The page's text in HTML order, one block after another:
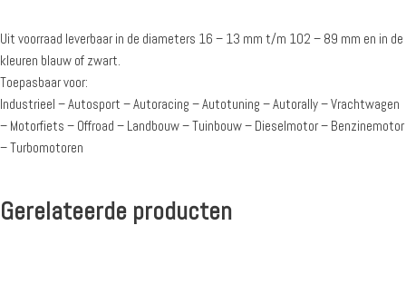
Uit voorraad leverbaar in de diameters 16 – 13 mm t/m 102 – 89 mm en in de
kleuren blauw of zwart.
Toepasbaar voor:
Industrieel – Autosport – Autoracing – Autotuning – Autorally – Vrachtwagen
– Motorfiets – Offroad – Landbouw – Tuinbouw – Dieselmotor – Benzinemotor
– Turbomotoren
Gerelateerde producten